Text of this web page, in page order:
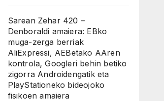
Sarean Zehar 420 –
Denboraldi amaiera: EBko
muga-zerga berriak
AliExpressi, AEBetako AAren
kontrola, Googleri behin betiko
zigorra Androidengatik eta
PlayStationeko bideojoko
fisikoen amaiera